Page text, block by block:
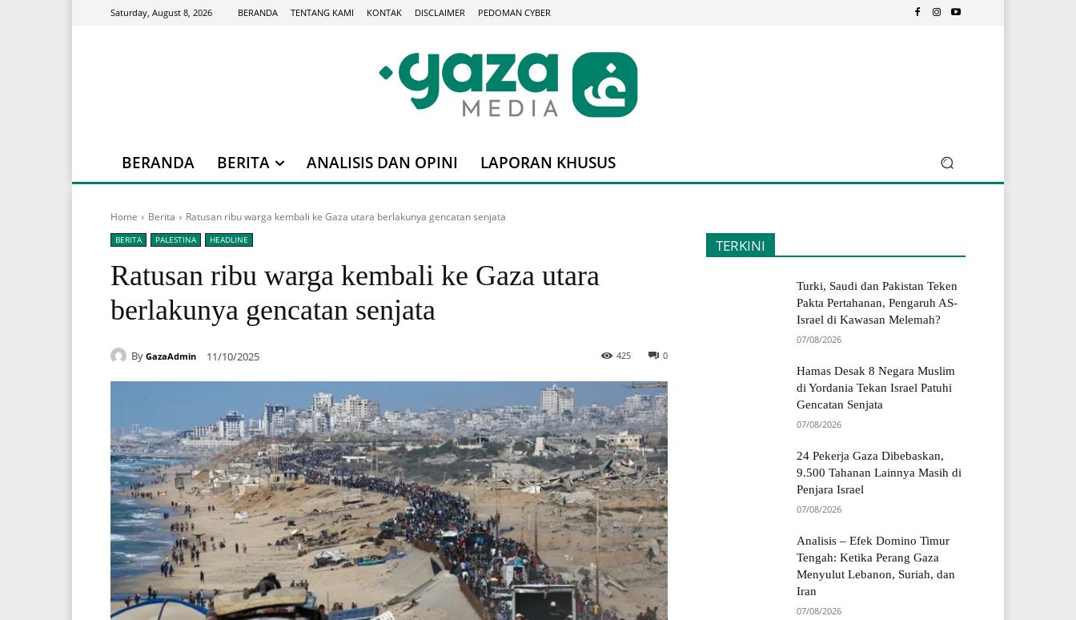
Saturday, August 8, 2026 BERANDA TENTANG KAMI KONTAK DISCLAIMER PEDOMAN CYBER
BERANDA BERITA ANALISIS DAN OPINI LAPORAN KHUSUS
Home Berita Ratusan ribu warga kembali ke Gaza utara berlakunya gencatan senjata
BERITA PALESTINA HEADLINE
Ratusan ribu warga kembali ke Gaza utara
berlakunya gencatan senjata
By GazaAdmin 11/10/2025 0
425
TERKINI
Turki, Saudi dan Pakistan Teken
Pakta Pertahanan, Pengaruh AS-
Israel di Kawasan Melemah?
07/08/2026
Hamas Desak 8 Negara Muslim
di Yordania Tekan Israel Patuhi
Gencatan Senjata
07/08/2026
24 Pekerja Gaza Dibebaskan,
9.500 Tahanan Lainnya Masih di
Penjara Israel
07/08/2026
Analisis – Efek Domino Timur
Tengah: Ketika Perang Gaza
Menyulut Lebanon, Suriah, dan
Iran
07/08/2026